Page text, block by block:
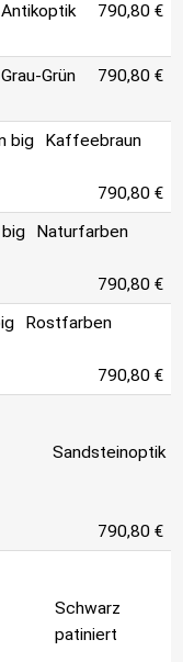
Antikoptik 790,80 €
Grau-Grün 790,80 €
Kaffeebraun
790,80 €
Naturfarben
790,80 €
Rostfarben
790,80 €
Sandsteinoptik
790,80 €
Schwarz
patiniert